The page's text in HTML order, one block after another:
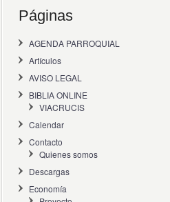
Páginas
AGENDA PARROQUIAL
Artículos
AVISO LEGAL
BIBLIA ONLINE
VIACRUCIS
Calendar
Contacto
Quienes somos
Descargas
Economía